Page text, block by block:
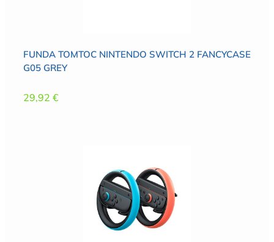
FUNDA TOMTOC NINTENDO SWITCH 2 FANCYCASE
G05 GREY
29,92 €